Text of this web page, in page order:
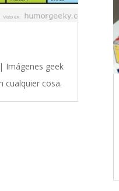
| Imágenes geek
cualquier cosa.